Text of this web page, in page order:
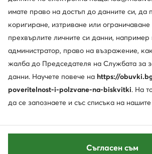
имате право на достъп до данните си, да
коригиране, изтриване или
прехвърлите личните си данни, например
администратор, право на възражение,
жалба до Председателя на Службата за
данни. Научете повече на https://
poveritelnost-i-polzvane-na-biskvitki. На
да се запознаете и със списъка на
Съгласен съм